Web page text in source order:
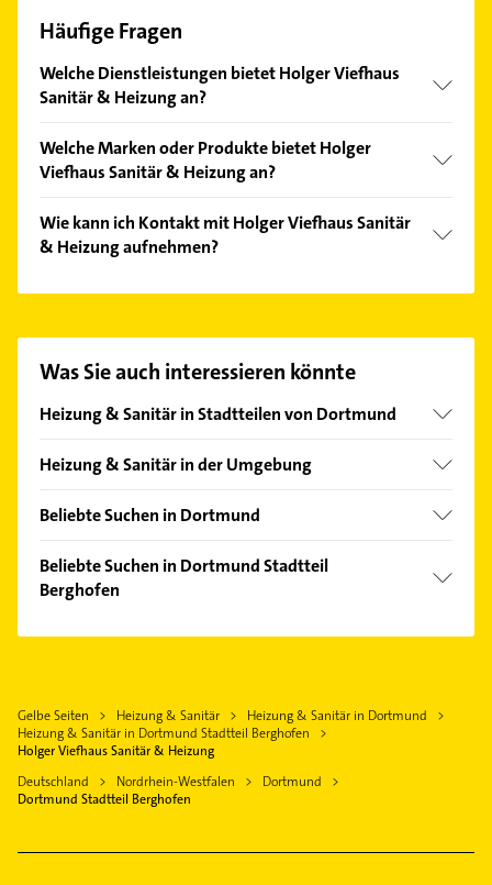
Häufige Fragen
Welche Dienstleistungen bietet Holger Viefhaus
Sanitär & Heizung an?
Abflussreinigung, Abflussreparatur, Badrenovierung,
Beratung und Brennwerttechnik.
Welche Marken oder Produkte bietet Holger
Viefhaus Sanitär & Heizung an?
Vaillant, Viefhaus, Bad und Bäder.
Wie kann ich Kontakt mit Holger Viefhaus Sanitär
& Heizung aufnehmen?
Hier finden Sie alleKontaktdaten
Was Sie auch interessieren könnte
Heizung & Sanitär in Stadtteilen von Dortmund
Aplerbeck
Barop
Brackel
Derne
Dorstfeld
Hörde
Hombruch
Körne
Lütgendortmund
Heizung & Sanitär in der Umgebung
Schwerte
Unna
Hagen Westfalen
Iserlohn
Castrop-Rauxel
Waltrop
Beliebte Suchen in Dortmund
Bauunternehmen
Ärztehaus
Elektroinstallation
Elektriker
Schreiner
Beliebte Suchen in Dortmund Stadtteil
Berghofen
Bestatter
Zahnarzt
Maler
Gartenbau & Landschaftsbau
Gelbe Seiten Heizung & Sanitär
Heizung & Sanitär in Dortmund
Heizung & Sanitär in Dortmund Stadtteil Berghofen
Holger Viefhaus Sanitär & Heizung
Deutschland
Nordrhein-Westfalen
Dortmund
Dortmund Stadtteil Berghofen